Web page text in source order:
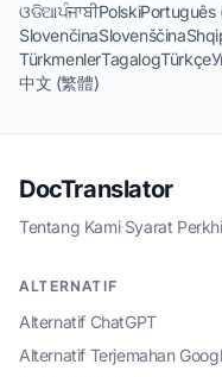
ଓଡିଆਪੰਜਾਬੀPolskiPortuguês
SlovenčinaSlovenščina
TürkmenlerTagalogTürkçe
中文 (繁體)
DocTranslator
Tentang Kami·Syarat
ALTERNATIF
Alternatif ChatGPT
Alternatif Terjemahan